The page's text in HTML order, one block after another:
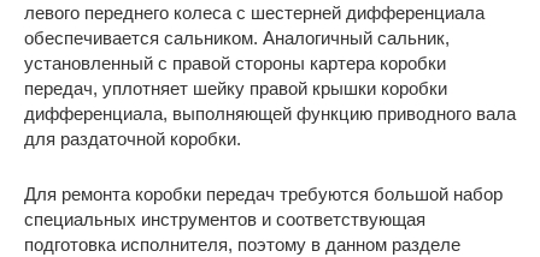
левого переднего колеса с шестерней дифференциала
обеспечивается сальником. Аналогичный сальник,
установленный с правой стороны картера коробки
передач, уплотняет шейку правой крышки коробки
дифференциала, выполняющей функцию приводного вала
для раздаточной коробки.
Для ремонта коробки передач требуются большой набор
специальных инструментов и соответствующая
подготовка исполнителя, поэтому в данном разделе